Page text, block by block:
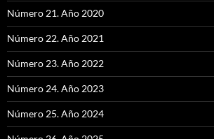
Número 21. Año 2020
Número 22. Año 2021
Número 23. Año 2022
Número 24. Año 2023
Número 25. Año 2024